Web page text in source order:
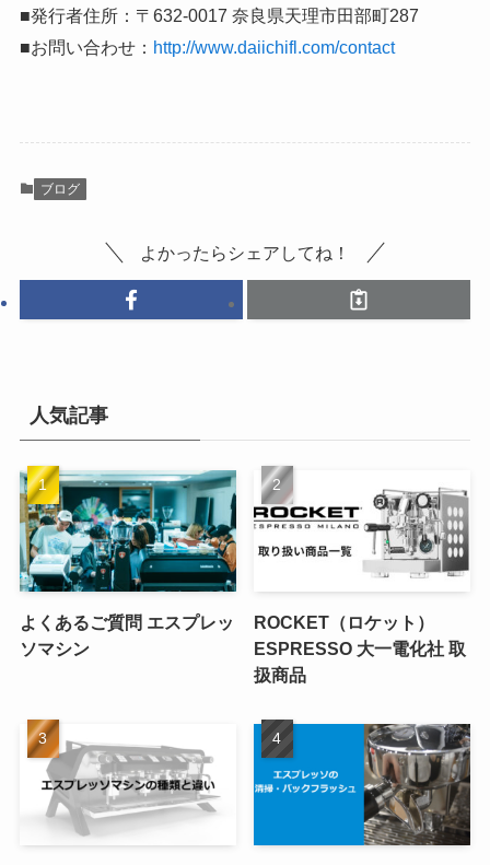
■発行者住所：〒632-0017 奈良県天理市田部町287
■お問い合わせ： http://www.daiichifl.com/contact
ブログ
よかったらシェアしてね！
人気記事
よくあるご質問 エスプレッ
ソマシン
ROCKET（ロケット）
ESPRESSO 大一電化社 取
扱商品